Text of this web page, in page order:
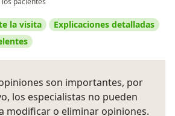
la visita
Explicaciones detalladas
son importantes, por
los especialistas no pueden
modificar o eliminar opiniones.